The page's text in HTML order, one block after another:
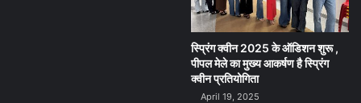
स्प्रिंग क्वीन 2025 के ऑडिशन शुरू ,
पीपल मेले का मुख्य आकर्षण है स्प्रिंग
क्वीन प्रतियोगिता
April 19, 2025